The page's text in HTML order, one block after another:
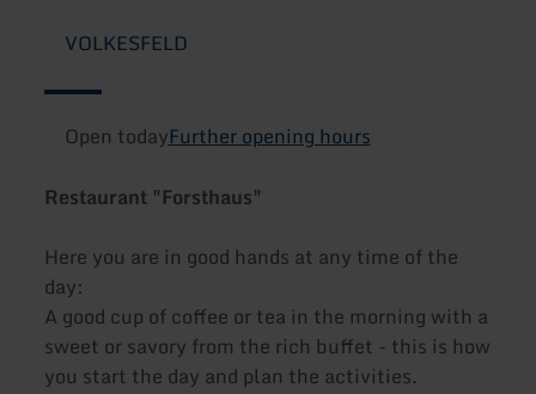
VOLKESFELD
Open todayFurther opening hours
Restaurant "Forsthaus"
Here you are in good hands at any time of the
day:
A good cup of coffee or tea in the morning with a
sweet or savory from the rich buffet - this is how
you start the day and plan the activities.